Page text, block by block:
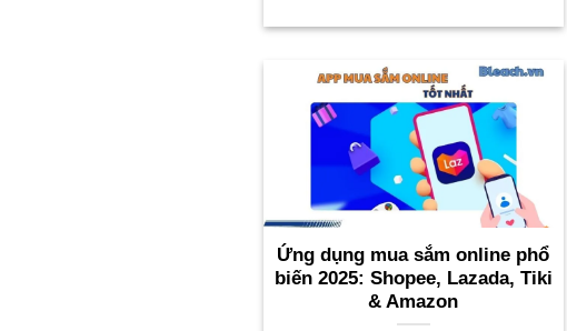
Ứng dụng mua sắm online phổ
biến 2025: Shopee, Lazada, Tiki
& Amazon